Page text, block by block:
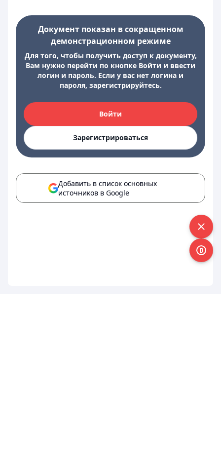
Документ показан в сокращенном
демонстрационном режиме
Для того, чтобы получить доступ к документу,
Вам нужно перейти по кнопке Войти и ввести
логин и пароль. Если у вас нет логина и
пароля, зарегистрируйтесь.
Войти
Зарегистрироваться
Добавить в список основных
источников в Google